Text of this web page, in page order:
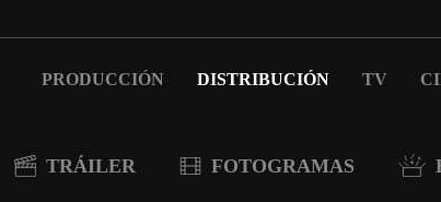
PRODUCCIÓN DISTRIBUCIÓN TV
TRÁILER FOTOGRAMAS